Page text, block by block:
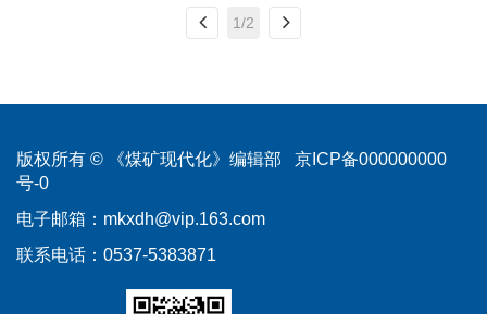
1/2
版权所有 © 《煤矿现代化》编辑部 京ICP备000000000
号-0
电子邮箱： mkxdh@vip.163.com
联系电话：0537-5383871